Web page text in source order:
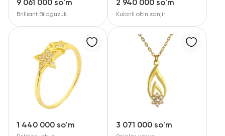
9 061 000 so'm
Brilliant Bilaguzuk
2 940 000 so'm
Kulonli oltin zanjir
1 440 000 so'm 3 071 000 so'm